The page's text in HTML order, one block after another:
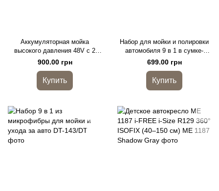
Аккумуляторная мойка
высокого давления 48V с 2
АКБ — мини-мойка для авто,
распылитель-пистолет, кейс
900.00 грн
Купить
Набор для мойки и полировки
автомобиля 9 в 1 в сумке-
органайзере
699.00 грн
Купить